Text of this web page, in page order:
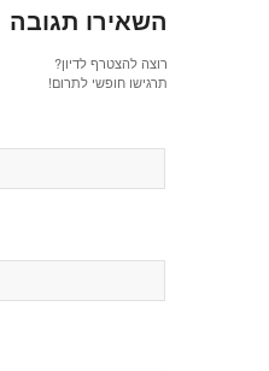
השאירו תגובה
רוצה להצטרף לדיון?
תרגישו חופשי לתרום!